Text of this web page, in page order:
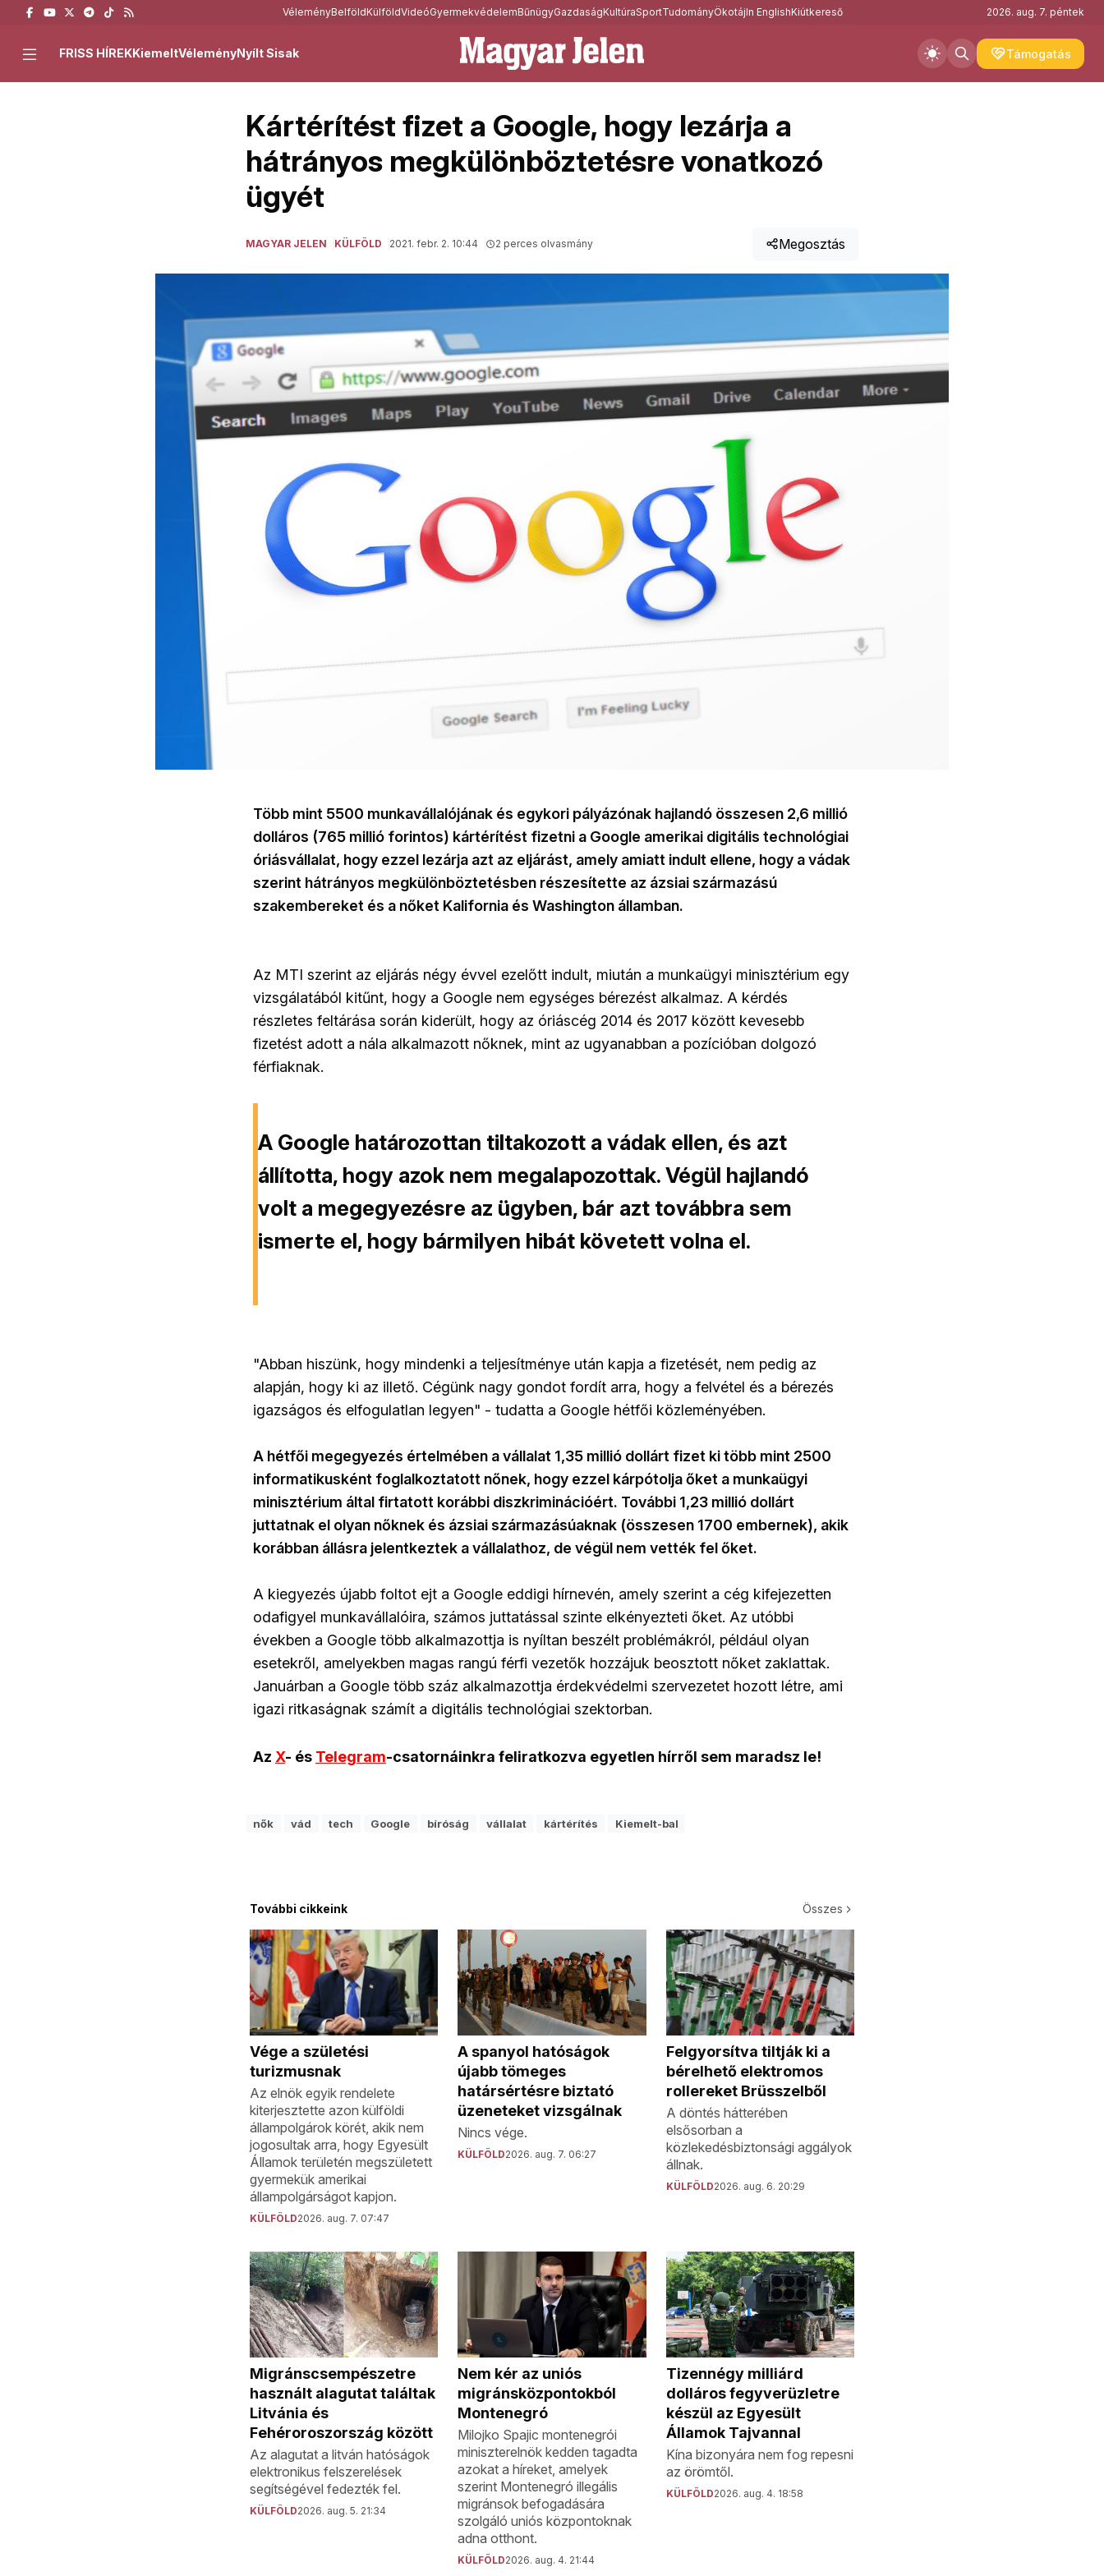
VéleményBelföldKülföldVideóGyermekvédelemBűnügyGazdaságKultúraSportTudományÖkotájIn EnglishKiútkereső 2026. aug. 7. péntek
Támogatás
FRISS HÍREKKiemeltVéleményNyílt Sisak
Kártérítést fizet a Google, hogy lezárja a
hátrányos megkülönböztetésre vonatkozó
ügyét
MAGYAR JELEN KÜLFÖLD 2021. febr. 2. 10:44 2 perces olvasmány Megosztás
Több mint 5500 munkavállalójának és egykori pályázónak hajlandó összesen 2,6 millió
dolláros (765 millió forintos) kártérítést fizetni a Google amerikai digitális technológiai
óriásvállalat, hogy ezzel lezárja azt az eljárást, amely amiatt indult ellene, hogy a vádak
szerint hátrányos megkülönböztetésben részesítette az ázsiai származású
szakembereket és a nőket Kalifornia és Washington államban.
Az MTI szerint az eljárás négy évvel ezelőtt indult, miután a munkaügyi minisztérium egy
vizsgálatából kitűnt, hogy a Google nem egységes bérezést alkalmaz. A kérdés
részletes feltárása során kiderült, hogy az óriáscég 2014 és 2017 között kevesebb
fizetést adott a nála alkalmazott nőknek, mint az ugyanabban a pozícióban dolgozó
férfiaknak.
A Google határozottan tiltakozott a vádak ellen, és azt
állította, hogy azok nem megalapozottak. Végül hajlandó
volt a megegyezésre az ügyben, bár azt továbbra sem
ismerte el, hogy bármilyen hibát követett volna el.
"Abban hiszünk, hogy mindenki a teljesítménye után kapja a fizetését, nem pedig az
alapján, hogy ki az illető. Cégünk nagy gondot fordít arra, hogy a felvétel és a bérezés
igazságos és elfogulatlan legyen" - tudatta a Google hétfői közleményében.
A hétfői megegyezés értelmében a vállalat 1,35 millió dollárt fizet ki több mint 2500
informatikusként foglalkoztatott nőnek, hogy ezzel kárpótolja őket a munkaügyi
minisztérium által firtatott korábbi diszkriminációért. További 1,23 millió dollárt
juttatnak el olyan nőknek és ázsiai származásúaknak (összesen 1700 embernek), akik
korábban állásra jelentkeztek a vállalathoz, de végül nem vették fel őket.
A kiegyezés újabb foltot ejt a Google eddigi hírnevén, amely szerint a cég kifejezetten
odafigyel munkavállalóira, számos juttatással szinte elkényezteti őket. Az utóbbi
években a Google több alkalmazottja is nyíltan beszélt problémákról, például olyan
esetekről, amelyekben magas rangú férfi vezetők hozzájuk beosztott nőket zaklattak.
Januárban a Google több száz alkalmazottja érdekvédelmi szervezetet hozott létre, ami
igazi ritkaságnak számít a digitális technológiai szektorban.
Az X- és Telegram-csatornáinkra feliratkozva egyetlen hírről sem maradsz le!
nők vád tech Google bíróság vállalat kártérítés Kiemelt-bal
További cikkeink Összes
Vége a születési
turizmusnak
Az elnök egyik rendelete
kiterjesztette azon külföldi
állampolgárok körét, akik nem
jogosultak arra, hogy Egyesült
Államok területén megszületett
gyermekük amerikai
állampolgárságot kapjon.
KÜLFÖLD2026. aug. 7. 07:47
A spanyol hatóságok
újabb tömeges
határsértésre biztató
üzeneteket vizsgálnak
Nincs vége.
KÜLFÖLD2026. aug. 7. 06:27
Felgyorsítva tiltják ki a
bérelhető elektromos
rollereket Brüsszelből
A döntés hátterében
elsősorban a
közlekedésbiztonsági aggályok
állnak.
KÜLFÖLD2026. aug. 6. 20:29
Migránscsempészetre
használt alagutat találtak
Litvánia és
Fehéroroszország között
Az alagutat a litván hatóságok
elektronikus felszerelések
segítségével fedezték fel.
KÜLFÖLD2026. aug. 5. 21:34
Nem kér az uniós
migránsközpontokból
Montenegró
Milojko Spajic montenegrói
miniszterelnök kedden tagadta
azokat a híreket, amelyek
szerint Montenegró illegális
migránsok befogadására
szolgáló uniós központoknak
adna otthont.
KÜLFÖLD2026. aug. 4. 21:44
Tizennégy milliárd
dolláros fegyverüzletre
készül az Egyesült
Államok Tajvannal
Kína bizonyára nem fog repesni
az örömtől.
KÜLFÖLD2026. aug. 4. 18:58